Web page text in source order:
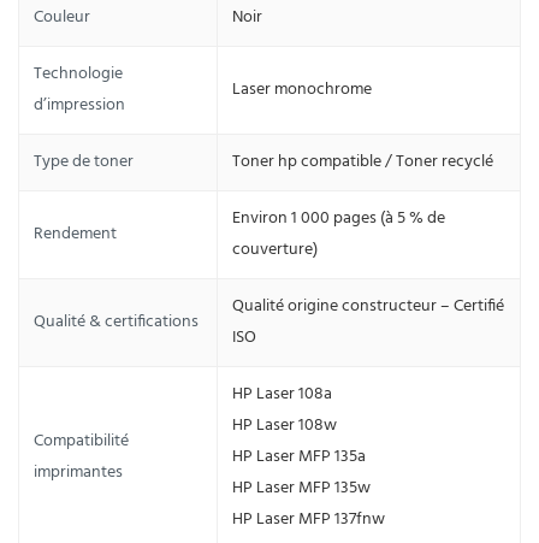
Couleur Noir
Technologie
d’impression
Laser monochrome
Type de toner Toner hp compatible / Toner recyclé
Rendement
Environ 1 000 pages (à 5 % de
couverture)
Qualité & certifications
Qualité origine constructeur – Certifié
ISO
Compatibilité
imprimantes
HP Laser 108a
HP Laser 108w
HP Laser MFP 135a
HP Laser MFP 135w
HP Laser MFP 137fnw